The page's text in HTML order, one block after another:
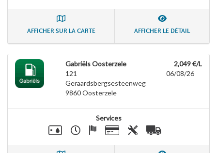
AFFICHER SUR LA CARTE AFFICHER LE DÉTAIL
Gabriëls Oosterzele
121
Geraardsbergsesteenweg
9860Oosterzele
2,049 €/L
06/08/26
Services